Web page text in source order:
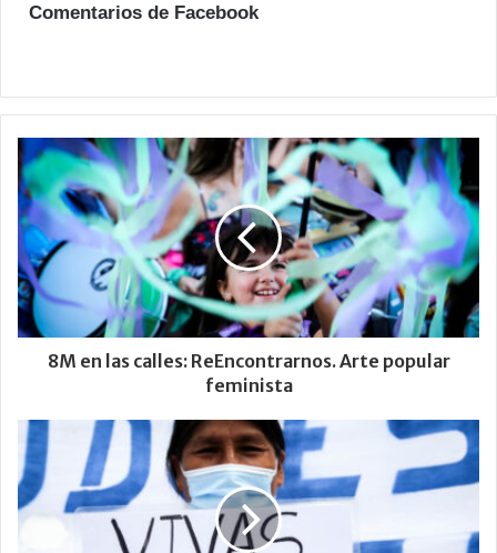
Comentarios de Facebook
8M en las calles: ReEncontrarnos. Arte popular
feminista